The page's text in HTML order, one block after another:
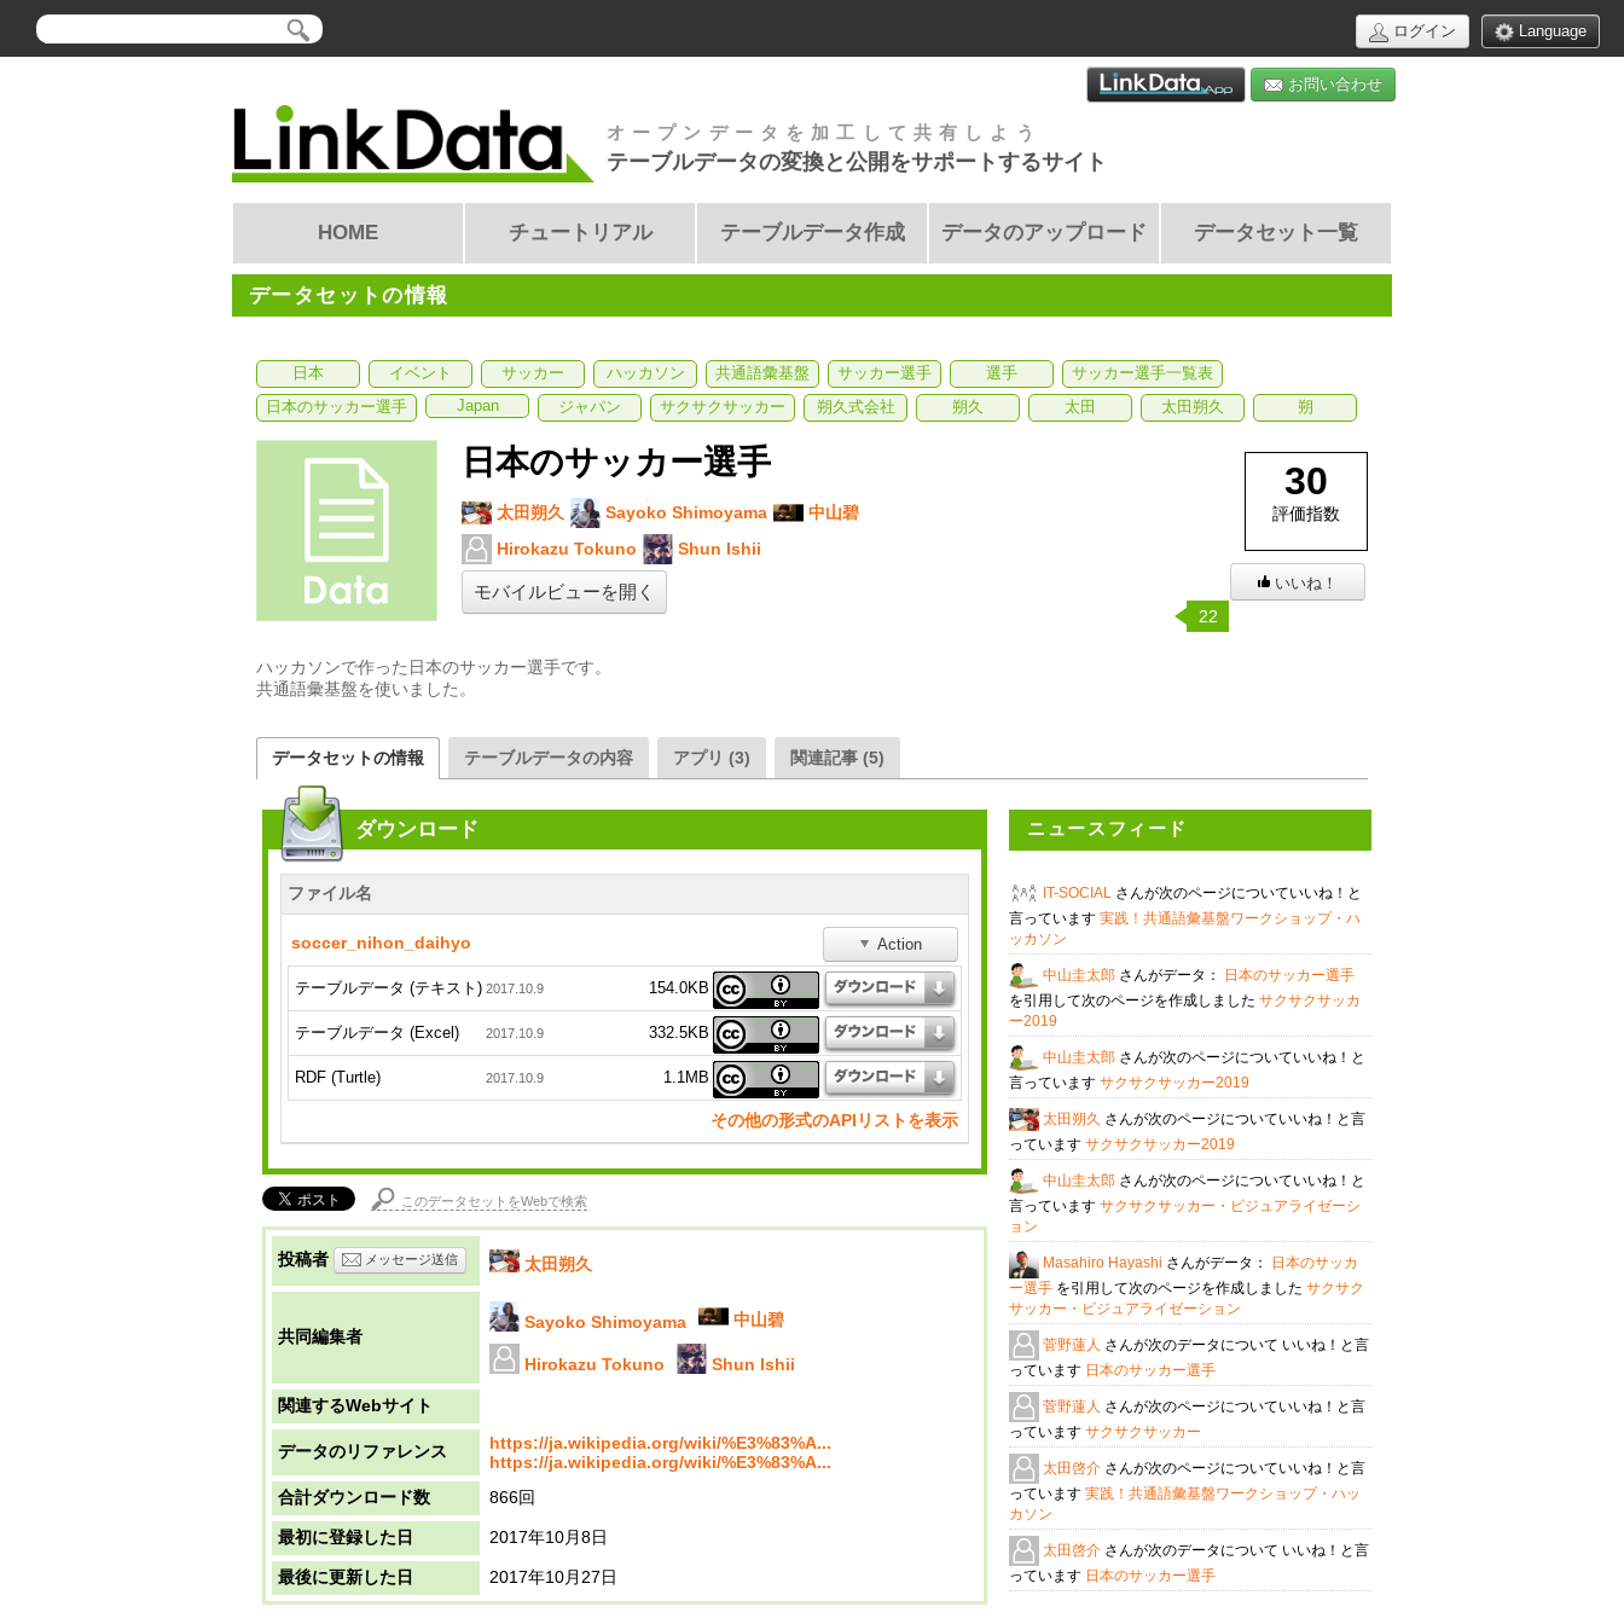
Language
ログイン
お問い合わせ
オープンデータを加工して共有しよう
テーブルデータの変換と公開をサポートするサイト
HOME チュートリアル テーブルデータ作成 データのアップロード データセット一覧
データセットの情報
日本 イベント サッカー ハッカソン 共通語彙基盤 サッカー選手 選手
サッカー選手一覧表
日本のサッカー選手
Japan ジャパン サクサクサッカー 朔久式会社 朔久 太田 太田朔久 朔
日本のサッカー選手
太田朔久 Sayoko Shimoyama
中山碧
Hirokazu Tokuno
Shun Ishii
モバイルビューを開く
ハッカソンで作った日本のサッカー選手です。
共通語彙基盤を使いました。
30
評価指数
いいね！
22
データセットの情報 テーブルデータの内容 アプリ (3) 関連記事 (5)
ダウンロード
ファイル名
soccer_nihon_daihyo Action
テーブルデータ (テキスト) 2017.10.9 154.0KB
テーブルデータ (Excel) 2017.10.9 332.5KB
RDF (Turtle) 2017.10.9 1.1MB
その他の形式のAPIリストを表示
このデータセットをWebで検索
投稿者 メッセージ送信 太田朔久
共同編集者
Sayoko Shimoyama 中山碧
Hirokazu Tokuno Shun Ishii
関連するWebサイト
データのリファレンス
https://ja.wikipedia.org/wiki/%E3%83%A...
https://ja.wikipedia.org/wiki/%E3%83%A...
合計ダウンロード数
866回
最初に登録した日 2017年10月8日
最後に更新した日 2017年10月27日
ニュースフィード
IT-SOCIAL さんが次のページについていいね！と
言っています 実践！共通語彙基盤ワークショップ・ハ
ッカソン
中山圭太郎 さんがデータ：
日本のサッカー選手
を引用して次のページを作成しました サクサクサッカ
ー2019
中山圭太郎 さんが次のページについていいね！と
言っています サクサクサッカー2019
太田朔久 さんが次のページについていいね！と言
っています サクサクサッカー2019
中山圭太郎 さんが次のページについていいね！と
言っています サクサクサッカー・ビジュアライゼーシ
ョン
Masahiro Hayashi さんがデータ：
日本のサッカ
ー選手 を引用して次のページを作成しました サクサク
サッカー・ビジュアライゼーション
菅野蓮人 さんが次のデータについて いいね！と言
っています 日本のサッカー選手
菅野蓮人 さんが次のページについていいね！と言
っています サクサクサッカー
太田啓介 さんが次のページについていいね！と言
っています 実践！共通語彙基盤ワークショップ・ハッ
カソン
太田啓介 さんが次のデータについて いいね！と言
っています 日本のサッカー選手